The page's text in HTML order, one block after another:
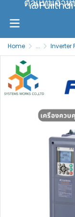
ตัวแทนจำห
Home ... Inverter